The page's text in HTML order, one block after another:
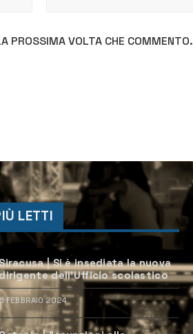
PROSSIMA VOLTA CHE COMMENTO.
LETTI
| Si è insediata la nuova
dell’Ufficio scolastico
6 FEBBRAIO 2024